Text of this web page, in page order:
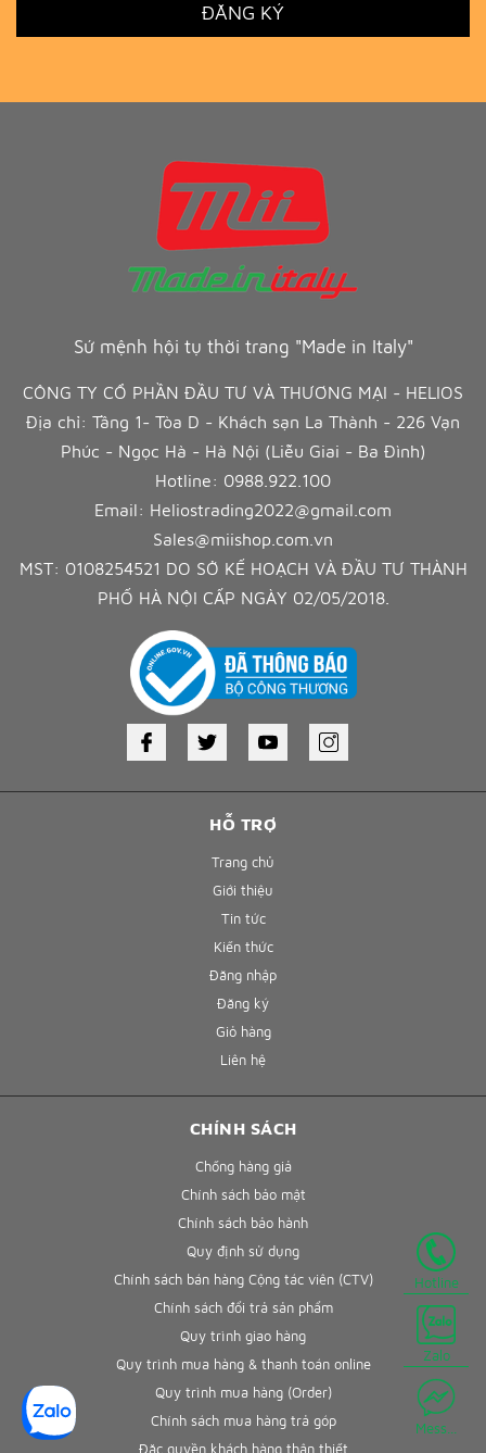
Hotline
Zalo
Mess...
ĐĂNG KÝ
HỖ TRỢ
Trang chủ
Giới thiệu
Tin tức
Kiến thức
Đăng nhập
Đăng ký
Giỏ hàng
Liên hệ
Sứ mệnh hội tụ thời trang "Made in Italy"
CÔNG TY CỔ PHẦN ĐẦU TƯ VÀ THƯƠNG MẠI - HELIOS
Địa chỉ: Tầng 1- Tòa D - Khách sạn La Thành - 226 Vạn
Phúc - Ngọc Hà - Hà Nội (Liễu Giai - Ba Đình)
Hotline: 0988.922.100
Email: Heliostrading2022@gmail.com
Sales@miishop.com.vn
MST: 0108254521 DO SỞ KẾ HOẠCH VÀ ĐẦU TƯ THÀNH
PHỐ HÀ NỘI CẤP NGÀY 02/05/2018.
CHÍNH SÁCH
Chống hàng giả
Chính sách bảo mật
Chính sách bảo hành
Quy định sử dụng
Chính sách bán hàng Cộng tác viên (CTV)
Chính sách đổi trả sản phẩm
Quy trình giao hàng
Quy trình mua hàng & thanh toán online
Quy trình mua hàng (Order)
Chính sách mua hàng trả góp
Đặc quyền khách hàng thân thiết